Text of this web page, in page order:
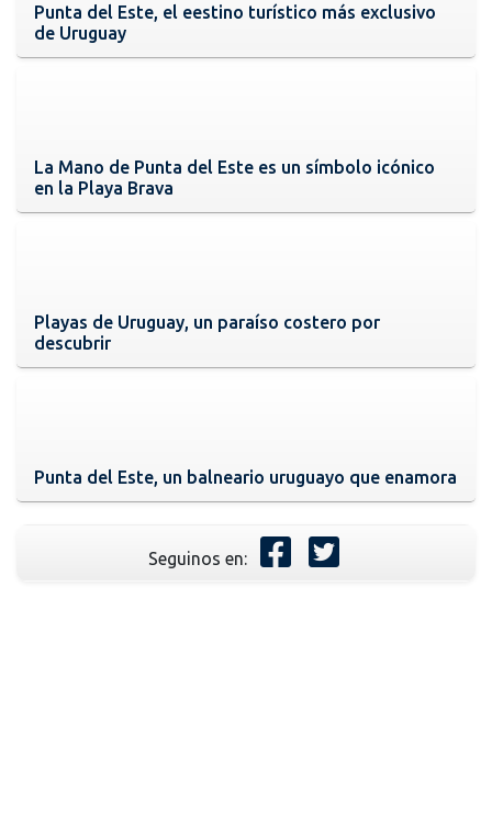
Punta del Este, el eestino turístico más exclusivo
de Uruguay
La Mano de Punta del Este es un símbolo icónico
en la Playa Brava
Playas de Uruguay, un paraíso costero por
descubrir
Punta del Este, un balneario uruguayo que enamora
Seguinos en: